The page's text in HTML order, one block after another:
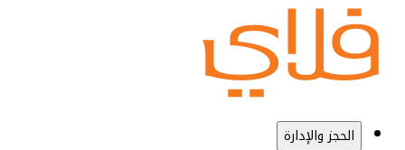
الحجز والإدارة